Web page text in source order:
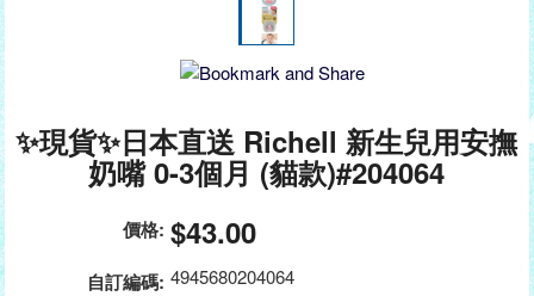
✨現貨✨日本直送 Richell 新生兒用安撫
奶嘴 0-3個月 (貓款)#204064
價格: $43.00
自訂編碼: 4945680204064